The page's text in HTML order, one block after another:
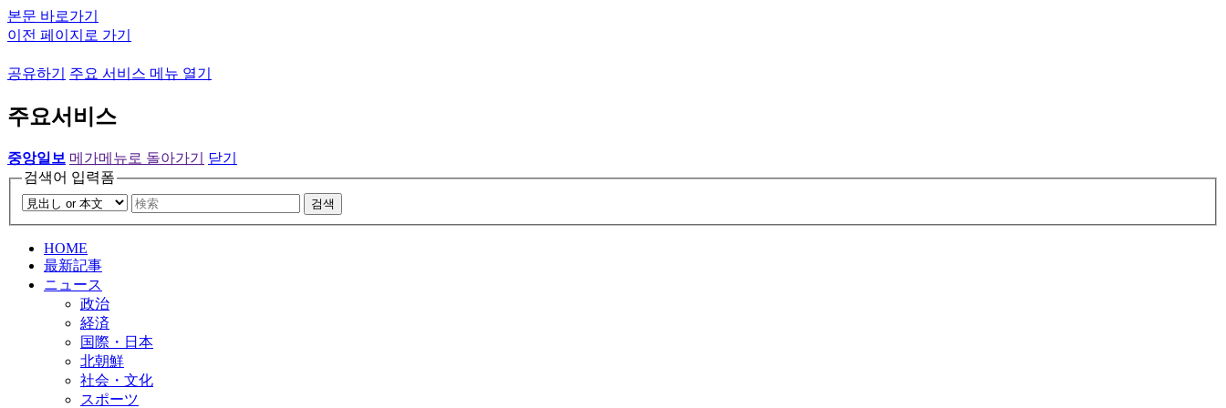
본문 바로가기
이전 페이지로 가기
공유하기 주요 서비스 메뉴 열기
주요서비스
중앙일보 메가메뉴로 돌아가기
닫기
검색어 입력폼
검색
HOME
最新記事
ニュース
政治
経済
国際・日本
北朝鮮
社会・文化
スポーツ